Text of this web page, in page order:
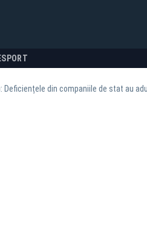
SPORT
Deficiențele din companiile de stat au